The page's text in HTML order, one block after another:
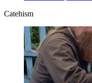
Catehism